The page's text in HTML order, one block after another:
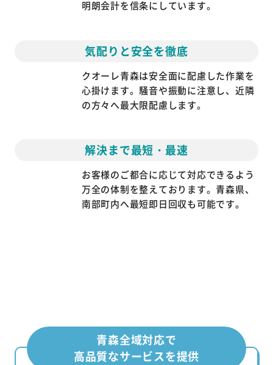
明朗会計を信条にしています。
気配りと安全を徹底
クオーレ青森は安全面に配慮した作業を
心掛けます。騒音や振動に注意し、近隣
の方々へ最大限配慮します。
解決まで最短・最速
お客様のご都合に応じて対応できるよう
万全の体制を整えております。青森県、
南部町内へ最短即日回収も可能です。
青森全域対応で
高品質なサービスを提供